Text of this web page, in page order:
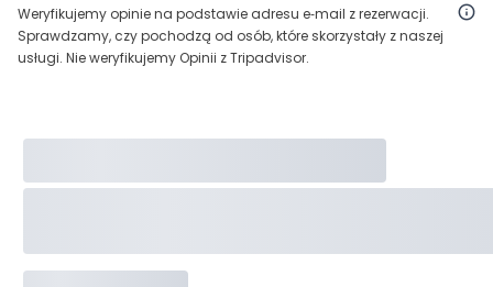
Weryfikujemy opinie na podstawie adresu e‑mail z rezerwacji.
Sprawdzamy, czy pochodzą od osób, które skorzystały z naszej
usługi. Nie weryfikujemy Opinii z Tripadvisor.